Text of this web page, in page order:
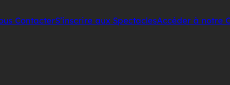
ContacterS’inscrire aux SpectaclesAccéder à notre